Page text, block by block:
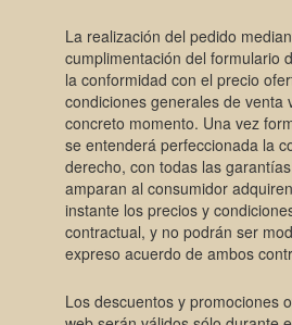
La realización del pedido
cumplimentación del formulario
la conformidad con el precio
condiciones generales de venta
concreto momento. Una vez
se entenderá perfeccionada la
derecho, con todas las
amparan al consumidor
instante los precios y
contractual, y no podrán ser
expreso acuerdo de ambos
Los descuentos y promociones